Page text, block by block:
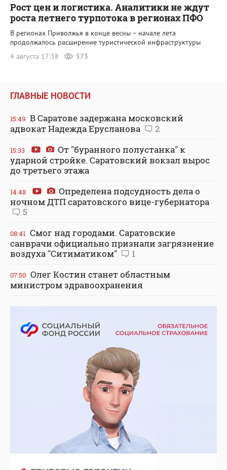
Рост цен и логистика. Аналитики не ждут
роста летнего турпотока в регионах ПФО
В регионах Приволжья в конце весны – начале лета
продолжалось расширение туристической инфраструктуры
4 августа 17:38
573
ГЛАВНЫЕ НОВОСТИ
15:49 В Саратове задержана московский
адвокат Надежда Ерусланова
2
15:33
От "буранного полустанка" к
ударной стройке. Саратовский вокзал вырос
до третьего этажа
14:48
Определена подсудность дела о
ночном ДТП саратовского вице-губернатора
5
08:41 Смог над городами. Саратовские
санврачи официально признали загрязнение
воздуха "Ситиматиком"
1
07:50 Олег Костин станет областным
министром здравоохранения